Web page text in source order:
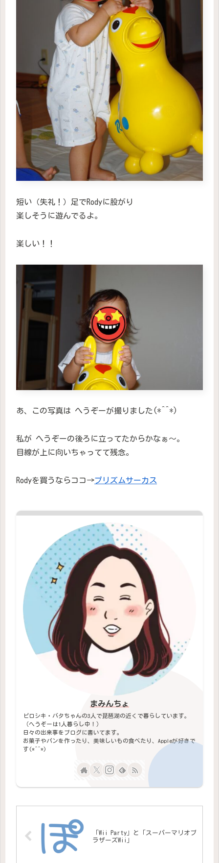
短い（失礼！）足でRodyに股がり
楽しそうに遊んでるよ。
楽しい！！
あ、この写真は へうぞーが撮りました(*^^*)
私が へうぞーの後ろに立ってたからかなぁ〜。
目線が上に向いちゃってて残念。
Rodyを買うならココ→プリズムサーカス
まみんちょ
ピロシキ・バタちゃんの3人で琵琶湖の近くで暮らしています。
（へうぞーは1人暮らし中！）
日々の出来事をブログに書いてます。
お菓子やパンを作ったり、美味しいもの食べたり、Appleが好きで
す(*^^*)
「Wii Party」と「スーパーマリオブ
ラザーズWii」